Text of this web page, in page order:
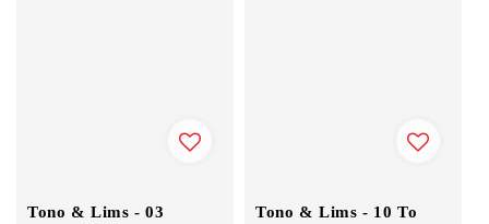
Tono & Lims - 03
Tono & Lims - 10 To